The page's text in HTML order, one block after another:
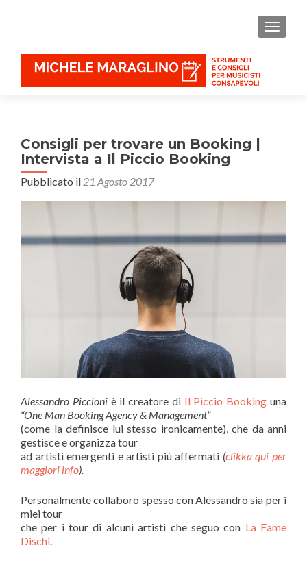
Consigli per trovare un Booking |
Intervista a Il Piccio Booking
Pubblicato il 21 Agosto 2017
Alessandro Piccioni è il creatore di Il Piccio Booking una
“One Man Booking Agency & Management”
(come la definisce lui stesso ironicamente), che da anni
gestisce e organizza tour
ad artisti emergenti e artisti più affermati (clikka qui per
maggiori info).
Personalmente collaboro spesso con Alessandro sia per i
miei tour
che per i tour di alcuni artisti che seguo con La Fame
Dischi